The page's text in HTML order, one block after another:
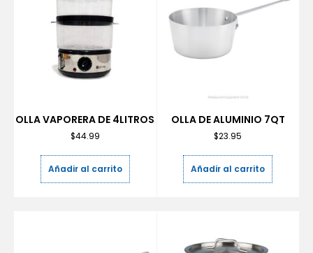
OLLA VAPORERA DE 4LITROS
$44.99
Añadir al carrito
OLLA DE ALUMINIO 7QT
$23.95
Añadir al carrito